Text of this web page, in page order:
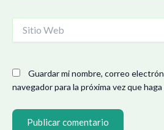
Web
Guardar mi nombre, correo
navegador para la próxima vez que